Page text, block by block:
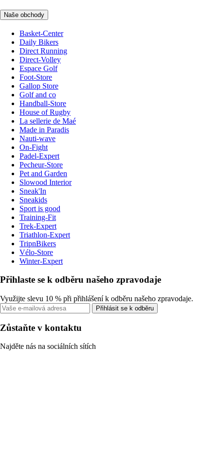
Naše obchody
Basket-Center
Daily Bikers
Direct Running
Direct-Volley
Espace Golf
Foot-Store
Gallop Store
Golf and co
Handball-Store
House of Rugby
La sellerie de Maé
Made in Paradis
Nauti-wave
On-Fight
Padel-Expert
Pecheur-Store
Pet and Garden
Slowood Interior
Sneak'In
Sneakids
Sport is good
Training-Fit
Trek-Expert
Triathlon-Expert
TripnBikers
Vélo-Store
Winter-Expert
Přihlaste se k odběru našeho zpravodaje
Využijte slevu 10 % při přihlášení k odběru našeho zpravodaje.
Přihlásit se k odběru
Zůstaňte v kontaktu
Najděte nás na sociálních sítích